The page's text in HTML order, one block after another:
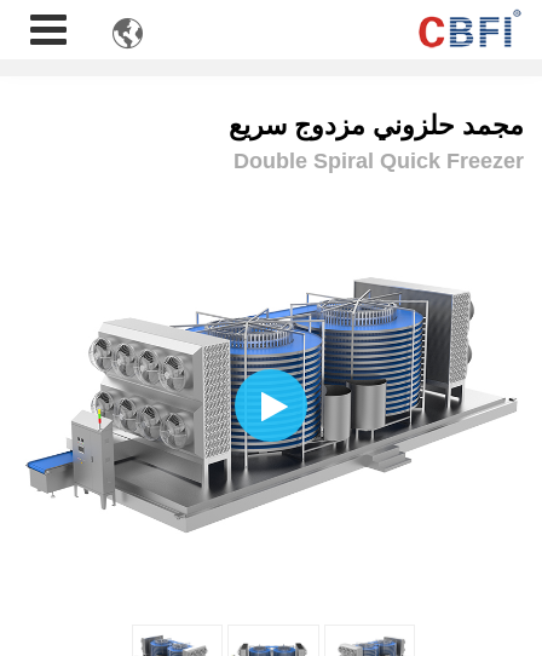

مجمد حلزوني مزدوج سريع
Double Spiral Quick Freezer